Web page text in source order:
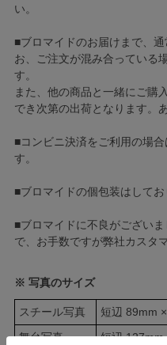
い。
■ブロマイドのお届けまで、
お、ご注文が混み合っている
す。
また、他の商品と一緒にご購
でき次第の出荷となります。
■コンビニ決済をご利用の場
す。
■ブロマイドの個包装はしてお
■ブロマイドに不良がござい
で、お手数ですが弊社カスタ
※ 写真のサイズ
スチール写真
短辺 89mm
舞台写真
短辺